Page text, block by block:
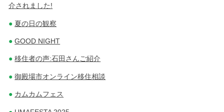
介されました!
夏の日の観察
GOOD NIGHT
移住者の声:石田さんご紹介
御殿場市オンライン移住相談
カムカムフェス